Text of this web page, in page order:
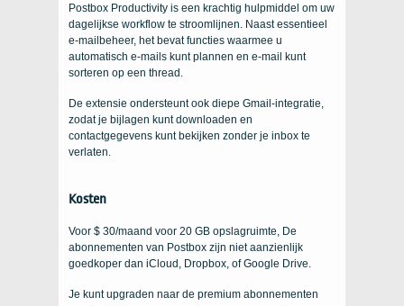
Postbox Productivity is een krachtig hulpmiddel om uw
dagelijkse workflow te stroomlijnen. Naast essentieel
e-mailbeheer, het bevat functies waarmee u
automatisch e-mails kunt plannen en e-mail kunt
sorteren op een thread.
De extensie ondersteunt ook diepe Gmail-integratie,
zodat je bijlagen kunt downloaden en
contactgegevens kunt bekijken zonder je inbox te
verlaten.
Kosten
Voor $ 30/maand voor 20 GB opslagruimte, De
abonnementen van Postbox zijn niet aanzienlijk
goedkoper dan iCloud, Dropbox, of Google Drive.
Je kunt upgraden naar de premium abonnementen